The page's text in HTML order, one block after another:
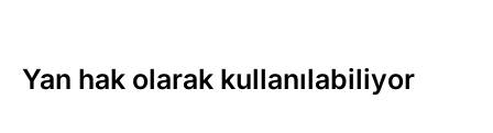
Yan hak olarak kullanılabiliyor